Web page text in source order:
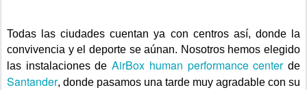
Todas las ciudades cuentan ya con centros así, donde la
convivencia y el deporte se aúnan. Nosotros hemos elegido
las instalaciones deAirBox human performance centerde
Santander, donde pasamos una tarde muy agradable con su